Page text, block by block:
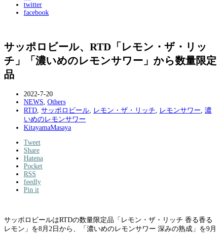
twitter
facebook
サッポロビール、RTD「レモン・ザ・リッ
チ」「濃いめのレモンサワー」から数量限定
品
2022-7-20
NEWS Others
RTD サッポロビール レモン・ザ・リッチ レモンサワー 濃
いめのレモンサワー
KitayamaMasaya
Tweet
Share
Hatena
Pocket
RSS
feedly
Pin it
サッポロビールはRTDの数量限定品「レモン・ザ・リッチ 香る香る
レモン」を8月2日から、「濃いめのレモンサワー 深みの熟成」を9月